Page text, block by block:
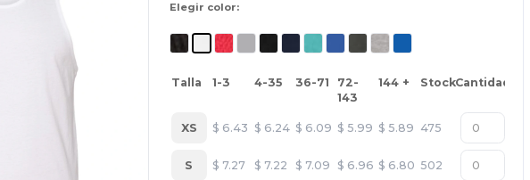
Elegir color:
Talla 1-3 4-35 36-71
72-
143
144 + StockCantidad
XS $ 6.43 $ 6.24 $ 6.09 $ 5.99 $ 5.89 475
S $ 7.27 $ 7.22 $ 7.09 $ 6.96 $ 6.80 502